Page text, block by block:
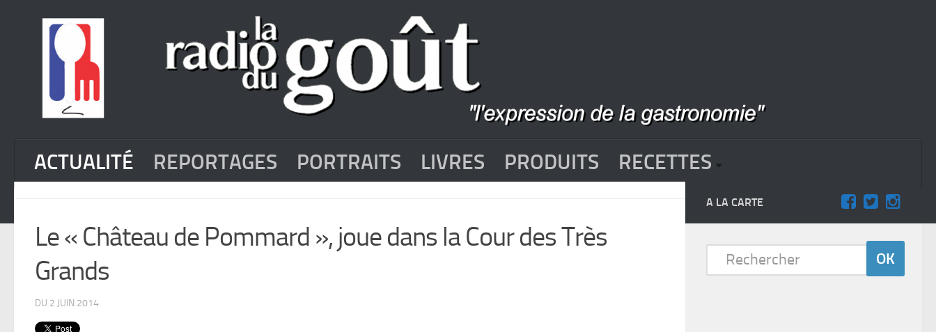
ACTUALITÉ REPORTAGES PORTRAITS LIVRES PRODUITS RECETTES
Le « Château de Pommard », joue dans la Cour des Très
Grands
DU 2 JUIN 2014
A LA CARTE